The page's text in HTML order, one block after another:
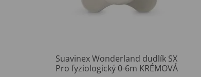
Suavinex Wonderland dudlík SX
Pro fyziologický 0-6m KRÉMOVÁ